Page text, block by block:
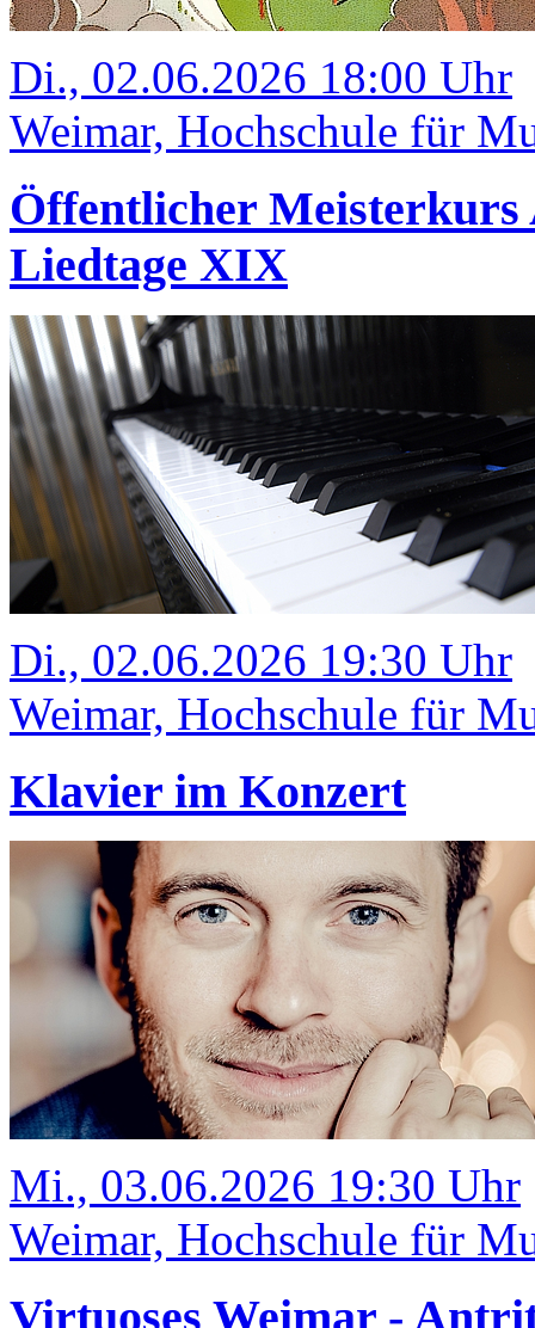
Di., 02.06.2026 18:00 Uhr
Weimar, Hochschule für
Öffentlicher Meisterkurs
Liedtage XIX
Di., 02.06.2026 19:30 Uhr
Weimar, Hochschule für
Klavier im Konzert
Mi., 03.06.2026 19:30 Uhr
Weimar, Hochschule für
Virtuoses Weimar -